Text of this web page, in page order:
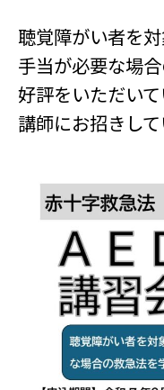
聴覚障がい者を
手当が必要な場
好評をいただい
講師にお招きして